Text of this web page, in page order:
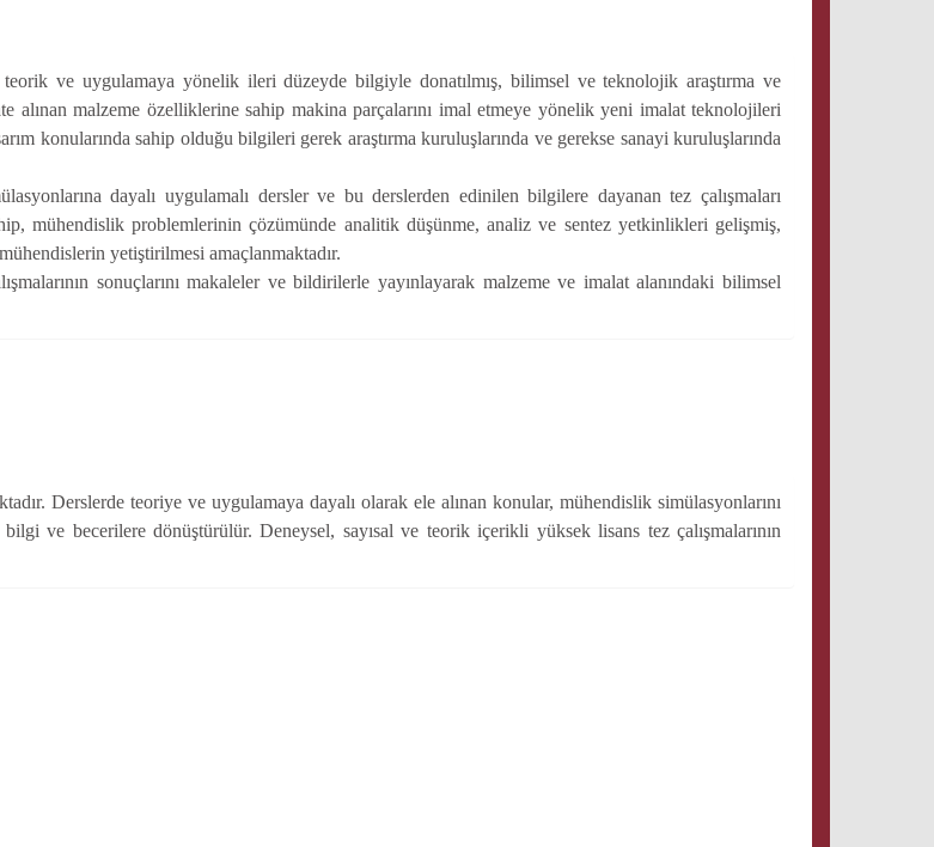
ve uygulamaya yönelik ileri düzeyde bilgiyle donatılmış, bilimsel ve teknolojik araştırma ve
alınan malzeme özelliklerine sahip makina parçalarını imal etmeye yönelik yeni imalat teknolojileri
konularında sahip olduğu bilgileri gerek araştırma kuruluşlarında ve gerekse sanayi kuruluşlarında
dayalı uygulamalı dersler ve bu derslerden edinilen bilgilere dayanan tez çalışmaları
mühendislik problemlerinin çözümünde analitik düşünme, analiz ve sentez yetkinlikleri gelişmiş,
yetiştirilmesi amaçlanmaktadır.
sonuçlarını makaleler ve bildirilerle yayınlayarak malzeme ve imalat alanındaki bilimsel
Derslerde teoriye ve uygulamaya dayalı olarak ele alınan konular, mühendislik simülasyonlarını
ve becerilere dönüştürülür. Deneysel, sayısal ve teorik içerikli yüksek lisans tez çalışmalarının